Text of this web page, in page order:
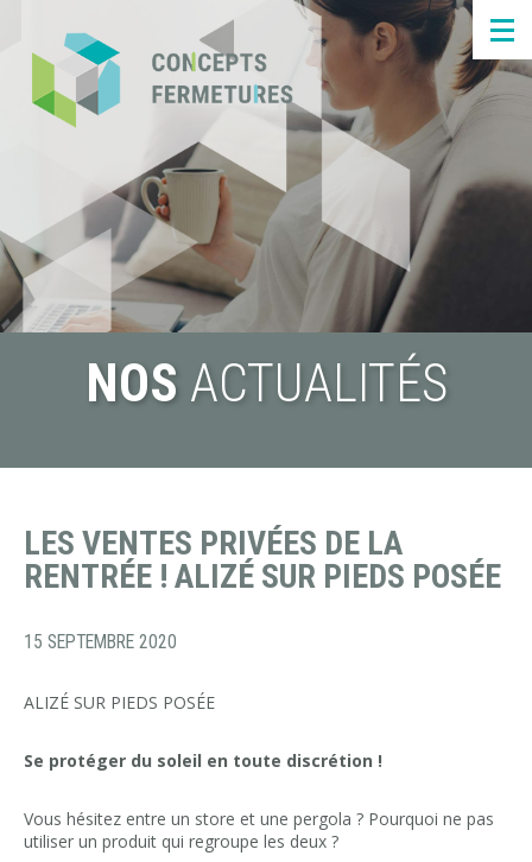
NOS ACTUALITÉS
LES VENTES PRIVÉES DE LA
RENTRÉE ! ALIZÉ SUR PIEDS POSÉE
15 SEPTEMBRE 2020
ALIZÉ SUR PIEDS POSÉE
Se protéger du soleil en toute discrétion !
Vous hésitez entre un store et une pergola ? Pourquoi ne pas
utiliser un produit qui regroupe les deux ?